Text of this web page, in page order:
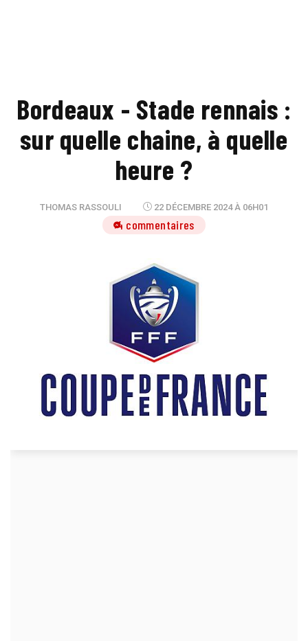
Bordeaux - Stade rennais :
sur quelle chaine, à quelle
heure ?
THOMAS RASSOULI 22 DÉCEMBRE 2024 À 06H01
4 commentaires